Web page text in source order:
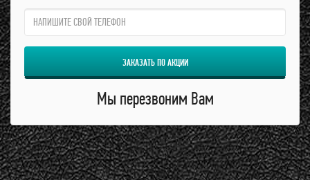
qzw:
ЗАКАЗАТЬ ПО АКЦИИ
Мы перезвоним Вам